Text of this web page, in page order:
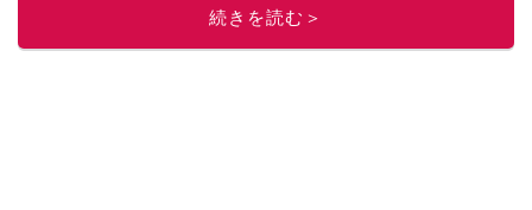
続きを読む＞